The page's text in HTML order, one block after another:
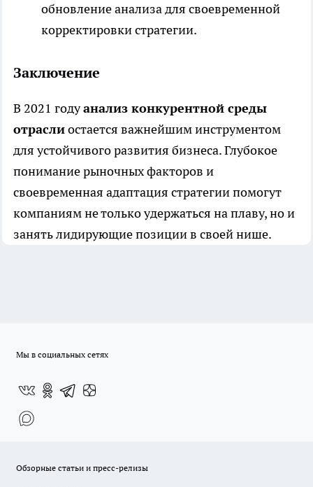
обновление анализа для своевременной
корректировки стратегии.
Заключение
В 2021 годуанализ конкурентной среды
отраслиостается важнейшим инструментом
для устойчивого развития бизнеса. Глубокое
понимание рыночных факторов и
своевременная адаптация стратегии помогут
компаниям не только удержаться на плаву, но и
занять лидирующие позиции в своей нише.
Мы в социальных сетях
Обзорные статьи и пресс-релизы